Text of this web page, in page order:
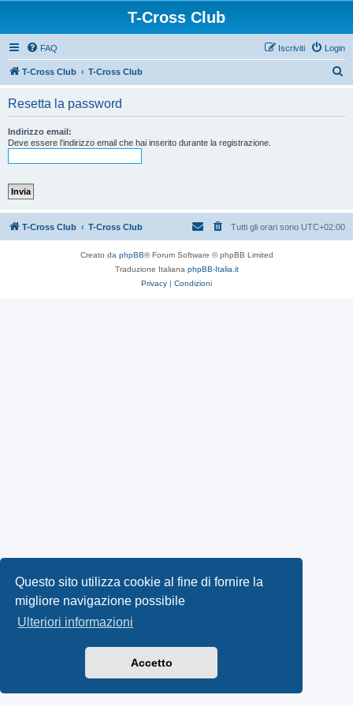
Questo sito utilizza cookie al fine di fornire la
migliore navigazione possibile
Ulteriori informazioni
Accetto
T-Cross Club
FAQ Login
Iscriviti
T-Cross Club T-Cross Club
Resetta la password
Indirizzo email:
Deve essere l’indirizzo email che hai inserito durante la registrazione.
T-Cross Club T-Cross Club Tutti gli orari sono UTC+02:00
Creato da phpBB® Forum Software © phpBB Limited
Traduzione Italiana phpBB-Italia.it
Privacy | Condizioni